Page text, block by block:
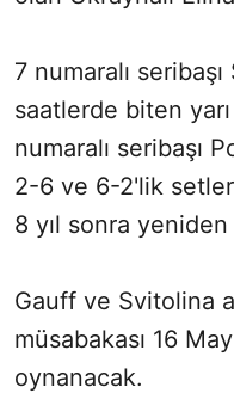
7 numaralı
saatlerde biten
numaralı seribaşı
2-6 ve 6-2'lik
8 yıl sonra
Gauff ve Svitolina
müsabakası 16
oynanacak.